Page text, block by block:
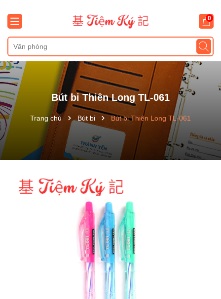
0
Bút bi Thiên Long TL-061
Trang chủ Bút bi Bút bi Thiên Long TL-061